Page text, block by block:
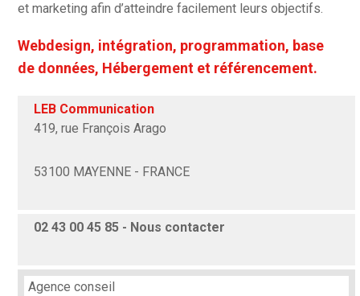
et marketing afin d’atteindre facilement leurs objectifs.
Webdesign, intégration, programmation, base
de données, Hébergement et référencement.
LEB Communication
419, rue François Arago
53100 MAYENNE - FRANCE
02 43 00 45 85 - Nous contacter
Agence conseil